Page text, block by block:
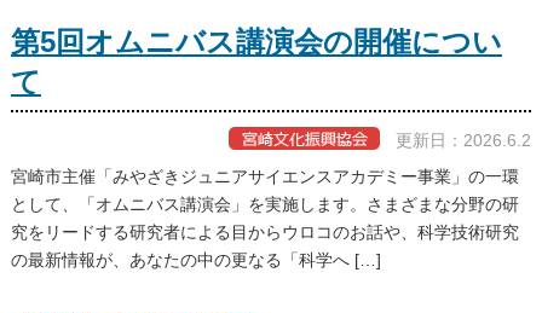
第5回オムニバス講演会の開催につい
て
更新日：2026.6.2
宮崎市主催「みやざきジュニアサイエンスアカデミー事業」の一環
として、「オムニバス講演会」を実施します。さまざまな分野の研
究をリードする研究者による目からウロコのお話や、科学技術研究
の最新情報が、あなたの中の更なる「科学へ […]